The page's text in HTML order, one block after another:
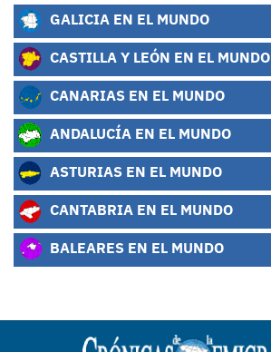
GALICIA EN EL MUNDO
CASTILLA Y LEÓN EN EL MUNDO
CANARIAS EN EL MUNDO
ANDALUCÍA EN EL MUNDO
ASTURIAS EN EL MUNDO
CANTABRIA EN EL MUNDO
BALEARES EN EL MUNDO